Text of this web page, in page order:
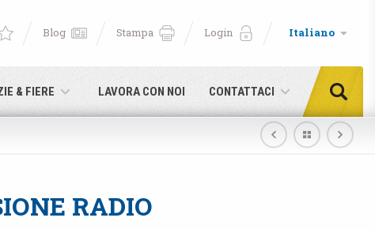
& FIERE LAVORA CON NOI CONTATTACI
Blog Stampa Login Italiano
RADIO